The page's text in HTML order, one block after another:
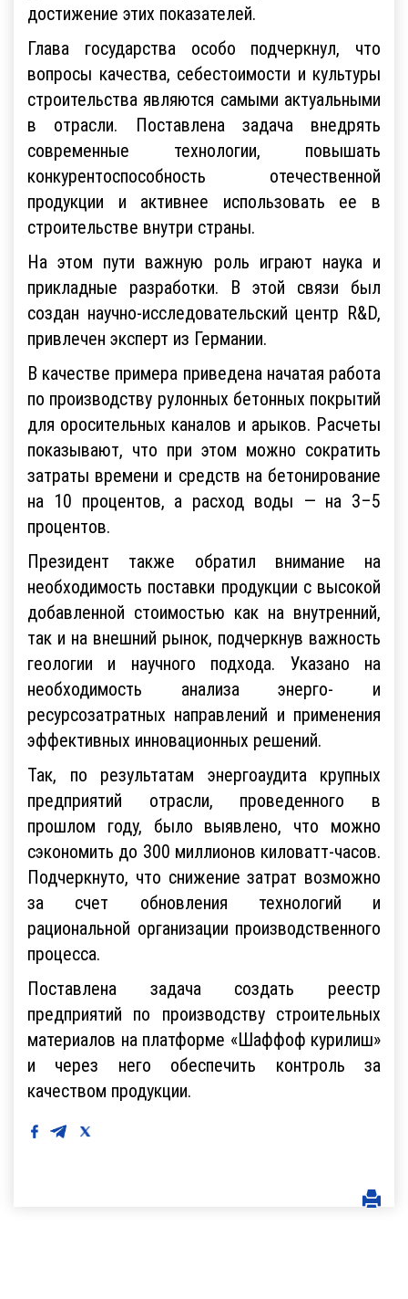
достижение этих показателей.
Глава государства особо подчеркнул, что
вопросы качества, себестоимости и культуры
строительства являются самыми актуальными
в отрасли. Поставлена задача внедрять
современные технологии, повышать
конкурентоспособность отечественной
продукции и активнее использовать ее в
строительстве внутри страны.
На этом пути важную роль играют наука и
прикладные разработки. В этой связи был
создан научно-исследовательский центр R&D,
привлечен эксперт из Германии.
В качестве примера приведена начатая работа
по производству рулонных бетонных покрытий
для оросительных каналов и арыков. Расчеты
показывают, что при этом можно сократить
затраты времени и средств на бетонирование
на 10 процентов, а расход воды — на 3–5
процентов.
Президент также обратил внимание на
необходимость поставки продукции с высокой
добавленной стоимостью как на внутренний,
так и на внешний рынок, подчеркнув важность
геологии и научного подхода. Указано на
необходимость анализа энерго- и
ресурсозатратных направлений и применения
эффективных инновационных решений.
Так, по результатам энергоаудита крупных
предприятий отрасли, проведенного в
прошлом году, было выявлено, что можно
сэкономить до 300 миллионов киловатт-часов.
Подчеркнуто, что снижение затрат возможно
за счет обновления технологий и
рациональной организации производственного
процесса.
Поставлена задача создать реестр
предприятий по производству строительных
материалов на платформе «Шаффоф курилиш»
и через него обеспечить контроль за
качеством продукции.